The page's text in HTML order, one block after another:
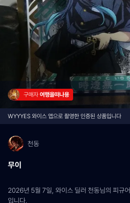
구매자 여행을떠나용
WYYYES 와이스 앱으로 촬영한 인증된 상품입니다
천동
무이
2026년 5월 7일, 와이스 딜러 천동님의 피규
입니다.